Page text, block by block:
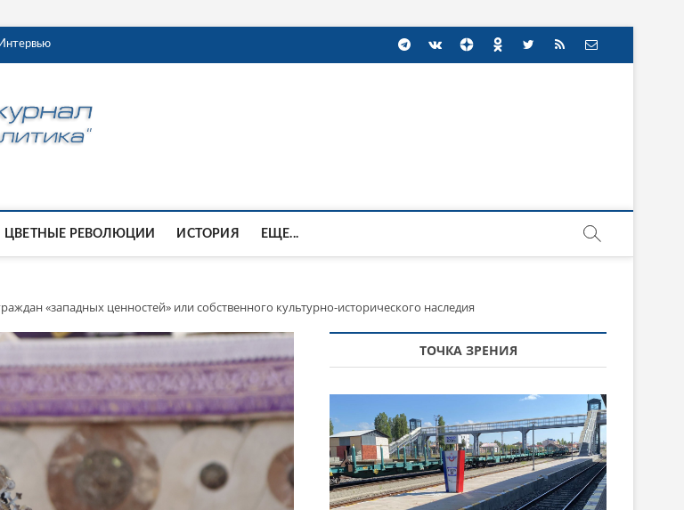
Интервью
ЦВЕТНЫЕ РЕВОЛЮЦИИ ИСТОРИЯ ЕЩЕ...
«западных ценностей» или собственного культурно-исторического наследия
ТОЧКА ЗРЕНИЯ